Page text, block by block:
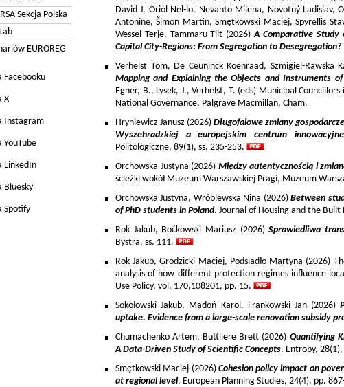
Sekcja Polska
EUROREG
Facebooku
X
Instagram
YouTube
LinkedIn
Bluesky
Spotify
David J, Oriol Nel-lo, Nevanto Milena, Novotný Ladislav,
Antonine, Šimon Martin, Smętkowski Maciej, Spyrellis
Wessel Terje, Tammaru Tiit (2026)A Comparative Study
Capital City-Regions: From Segregation to Desegregation?
Verhelst Tom, De Ceuninck Koenraad, Szmigiel-Rawska
Mapping and Explaining the Objects and Instruments
Egner, B., Lysek, J., Verhelst, T. (eds) Municipal
National Governance. Palgrave Macmillan, Cham.
Hryniewicz Janusz (2026) Długofalowe zmiany
Wyszehradzkiej a europejskim centrum
Politologiczne, 89(1), ss. 235-253.
Orchowska Justyna (2026) Między autentycznością i
ścieżki wokół Muzeum Warszawskiej Pragi, Muzeum
Orchowska Justyna, Wróblewska Nina (2026)Between
of PhD students in Poland. Journal of Housing and the
Rok Jakub, Boćkowski Mariusz (2026)Sprawiedliwa
Bystra, ss. 111.
Rok Jakub, Grodzicki Maciej, Podsiadło Martyna (2026)
analysis of how different protection regimes influence
Use Policy, vol. 170,108201, pp. 15.
Sokołowski Jakub, Madoń Karol, Frankowski Jan (2026)
uptake. Evidence from a large-scale renovation subsidy
Chumachenko Artem, Buttliere Brett (2026) Quantifying
A Data-Driven Study of Scientific Concepts. Entropy, 28(1),
Smętkowski Maciej (2026) Cohesion policy impact on
at regional level. European Planning Studies, 24(4), pp.